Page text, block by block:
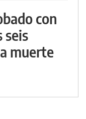
con
seis
muerte